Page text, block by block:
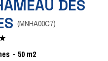
DES
(MNHA00C7)
50 m2